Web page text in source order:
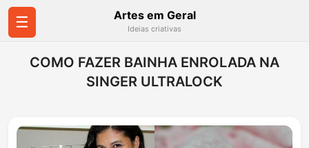
☰ Artes em Geral
Ideias criativas
COMO FAZER BAINHA ENROLADA NA
SINGER ULTRALOCK